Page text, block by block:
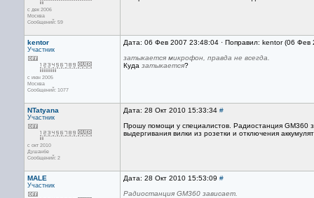
с дек 2006
Москва
Сообщений: 59
kentor
Участник
с июн 2005
Москва
Сообщений: 1077
Дата: 06 Фев 2007 23:48:04 · Поправил: kentor (06
затыкается микрофон, правда не всегда.
Куда затыкается?
NTatyana
Участник
с окт 2010
Душанбе
Сообщений: 2
Дата: 28 Окт 2010 15:33:34 #
Прошу помощи у специалистов. Радиостанция GМ360
выдергивания вилки из розетки и отключения
MALE
Участник
Дата: 28 Окт 2010 15:53:09 #
Радиостанция GМ360 зависает.